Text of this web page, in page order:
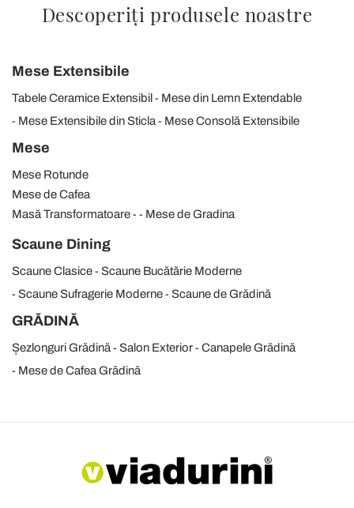
Descoperiți produsele noastre
Mese Extensibile
Tabele Ceramice Extensibil
Mese din Lemn Extendable
Mese Extensibile din Sticla
Mese Consolă Extensibile
Mese
Mese Rotunde
Mese de Cafea
Masă Transformatoare
Mese de Gradina
Scaune Dining
Scaune Clasice
Scaune Bucătărie Moderne
Scaune Sufragerie Moderne
Scaune de Grădină
GRĂDINĂ
Șezlonguri Grădină Salon Exterior
Canapele Grădină
Mese de Cafea Grădină